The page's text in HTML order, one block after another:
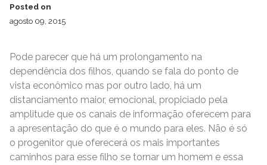
Posted on
agosto 09, 2015
Pode parecer que há um prolongamento na
dependência dos filhos, quando se fala do ponto de
vista econômico mas por outro lado, há um
distanciamento maior, emocional, propiciado pela
amplitude que os canais de informação oferecem para
a apresentação do que é o mundo para eles. Não é só
o progenitor que oferecerá os mais importantes
caminhos para esse filho se tornar um homem e essa